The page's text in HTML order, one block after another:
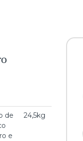
de
e
24,5kg